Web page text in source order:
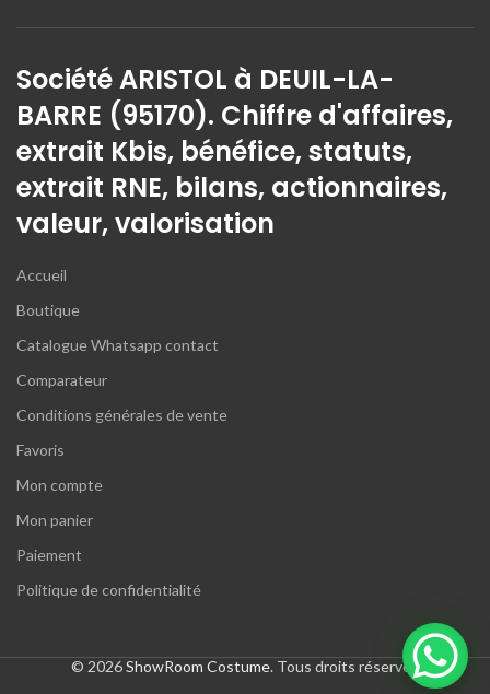
Société ARISTOL à DEUIL-LA-
BARRE (95170). Chiffre d'affaires,
extrait Kbis, bénéfice, statuts,
extrait RNE, bilans, actionnaires,
valeur, valorisation
Accueil
Boutique
Catalogue Whatsapp contact
Comparateur
Conditions générales de vente
Favoris
Mon compte
Mon panier
Paiement
Politique de confidentialité
© 2026ShowRoom Costume. Tous droits réservés